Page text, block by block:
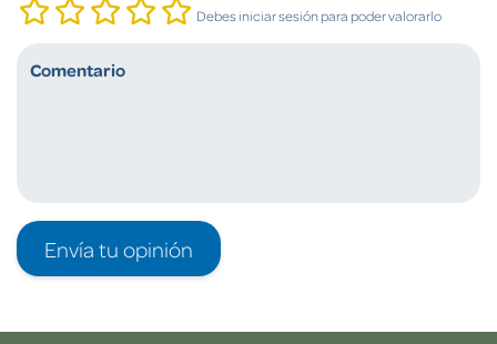
Debes iniciar sesión para poder valorarlo
Envía tu opinión